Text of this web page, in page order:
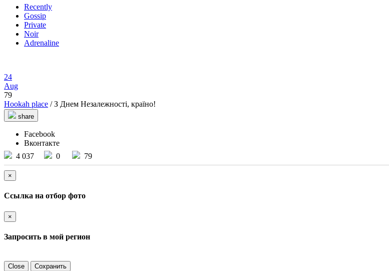
Recently
Gossip
Private
Noir
Adrenaline
24
Aug
79
Hookah plаce / З Днем Незалежності, країно!
share
Facebook
Вконтакте
4 037
0 79
×
Ссылка на отбор фото
×
Запросить в мой регион
Close Сохранить